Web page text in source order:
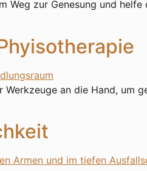
Weg zur Genesung und
an die Hand, um